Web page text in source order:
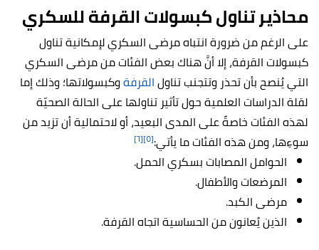
محاذير تناول كبسولات القرفة للسكري
على الرغم من ضرورة انتباه مرضى السكري لإمكانية تناول
كبسولات القرفة، إلا أنَّ هناك بعض الفئات من مرضى السكري
التي يُنصح بأن تحذر وتتجنب تناولالقرفةوكبسولاتها؛ وذلك إما
لقلة الدراسات العلمية حول تأثير تناولها على الحالة الصحيّة
لهذه الفئات خاصةً على المدى البعيد، أو لاحتمالية أن تزيد من
سوءِها، ومن هذه الفئات ما يأتي:[٥] [٦]
الحوامل المصابات بسكري الحمل.
المرضعات والأطفال.
مرضى الكبد.
الذين يُعانون من الحساسية اتجاه القرفة.